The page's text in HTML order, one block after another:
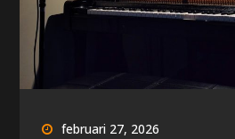
februari 27, 2026